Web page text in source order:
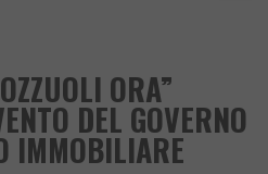
ORA”
DEL GOVERNO
IMMOBILIARE